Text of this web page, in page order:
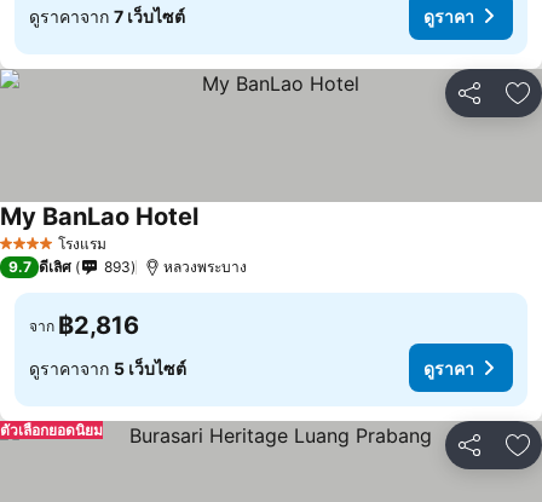
ดูราคาจาก 7 เว็บไซต์ ดูราคา
แชร์ เ
4 ดาว โรงแรม
My BanLao Hotel
9.7 ดีเลิศ 893 หลวงพระบาง
จาก ฿2,816
ดูราคาจาก 5 เว็บไซต์ ดูราคา
แชร์ เ
ตัวเลือกยอดนิยม